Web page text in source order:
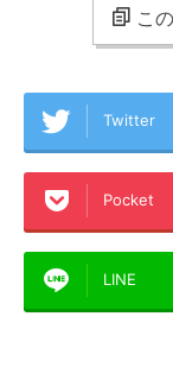
こ
Twitter
Pocket
LINE